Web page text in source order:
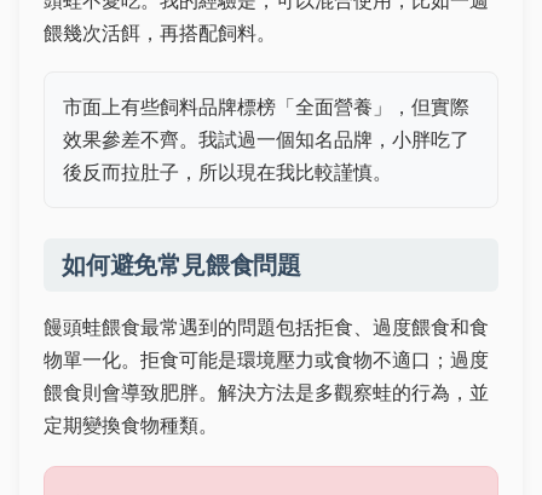
餵幾次活餌，再搭配飼料。
市面上有些飼料品牌標榜「全面營養」，但實際
效果參差不齊。我試過一個知名品牌，小胖吃了
後反而拉肚子，所以現在我比較謹慎。
如何避免常見餵食問題
饅頭蛙餵食最常遇到的問題包括拒食、過度餵食和食
物單一化。拒食可能是環境壓力或食物不適口；過度
餵食則會導致肥胖。解決方法是多觀察蛙的行為，並
定期變換食物種類。